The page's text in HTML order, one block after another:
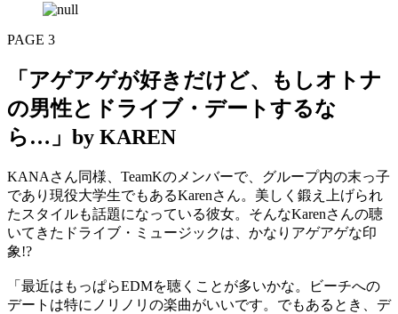
PAGE 3
「アゲアゲが好きだけど、もしオトナ
の男性とドライブ・デートするな
ら…」by KAREN
KANAさん同様、TeamKのメンバーで、グループ内の末っ子
であり現役大学生でもあるKarenさん。美しく鍛え上げられ
たスタイルも話題になっている彼女。そんなKarenさんの聴
いてきたドライブ・ミュージックは、かなりアゲアゲな印
象!?
「最近はもっぱらEDMを聴くことが多いかな。ビーチへの
デートは特にノリノリの楽曲がいいです。でもあるとき、デ